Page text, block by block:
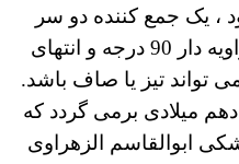
، یک جمع کننده دو سر
است که دارای یک انتهای زاویه دار 90 درجه و انتهای
تواند تیز یا صاف باشد.
دهم میلادی برمی گردد که
ابوالقاسم الزهراوی